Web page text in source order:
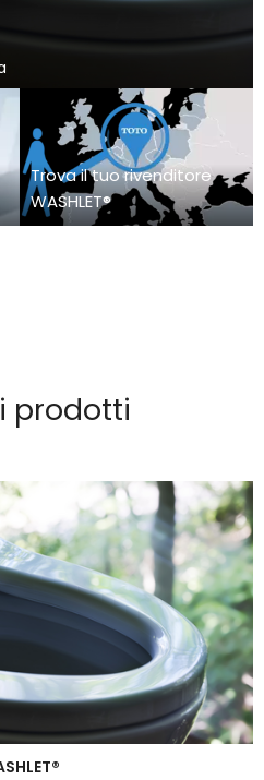
Trova il tuo rivenditore
WASHLET®
prodotti